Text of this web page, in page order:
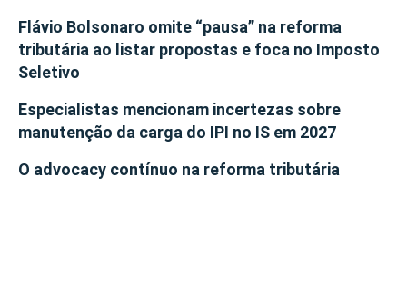
Flávio Bolsonaro omite “pausa” na reforma
tributária ao listar propostas e foca no Imposto
Seletivo
Especialistas mencionam incertezas sobre
manutenção da carga do IPI no IS em 2027
O advocacy contínuo na reforma tributária